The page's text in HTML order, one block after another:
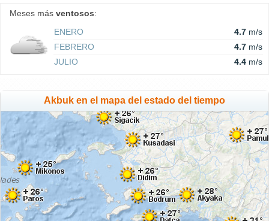
Meses más ventosos:
ENERO
4.7 m/s
FEBRERO
4.7 m/s
JULIO
4.4 m/s
Akbuk en el mapa del estado del tiempo